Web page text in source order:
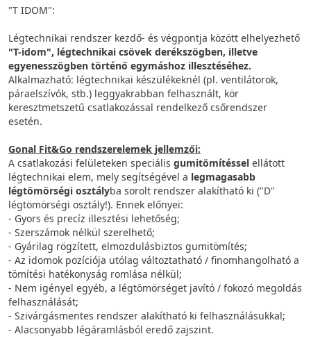
"T IDOM":
Légtechnikai rendszer kezdő- és végpontja között elhelyezhető
"T-idom", légtechnikai csövek derékszögben, illetve
egyenesszögben történő egymáshoz illesztéséhez.
Alkalmazható: légtechnikai készülékeknél (pl. ventilátorok,
páraelszívók, stb.) leggyakrabban felhasznált, kör
keresztmetszetű csatlakozással rendelkező csőrendszer
esetén.
Gonal Fit&Go rendszerelemek jellemzői:
A csatlakozási felületeken speciális gumitömítéssel ellátott
légtechnikai elem, mely segítségével a legmagasabb
légtömörségi osztályba sorolt rendszer alakítható ki ("D"
légtömörségi osztály!). Ennek előnyei:
- Gyors és precíz illesztési lehetőség;
- Szerszámok nélkül szerelhető;
- Gyárilag rögzített, elmozdulásbiztos gumitömítés;
- Az idomok pozíciója utólag változtatható / finomhangolható a
tömítési hatékonyság romlása nélkül;
- Nem igényel egyéb, a légtömörséget javító / fokozó megoldás
felhasználását;
- Szivárgásmentes rendszer alakítható ki felhasználásukkal;
- Alacsonyabb légáramlásból eredő zajszint.